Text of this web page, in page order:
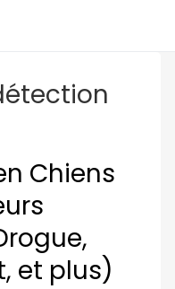
Chiens
et plus)